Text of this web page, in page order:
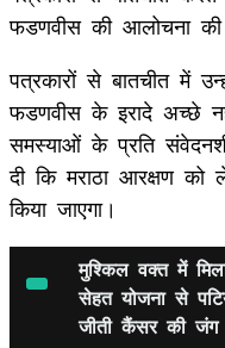
फडणवीस की आलोचना
पत्रकारों से बातचीत में
फडणवीस के इरादे अच्छे
समस्याओं के प्रति
दी कि मराठा आरक्षण
किया जाएगा।
मुश्किल वक्त में
सेहत योजना से
जीती कैंसर की जंग